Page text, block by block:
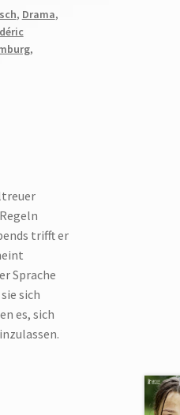
, Drama,
,
trifft er
Sprache
sich
es, sich